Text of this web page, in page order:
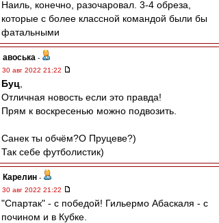
Наиль, конечно, разочаровал. 3-4 обреза,
которые с более классной командой были бы
фатальными
авоська -
30 авг 2022 21:22
Буц
Отличная новость если это правда!
Прям к воскресенью можно подвозить.
Санек ты обчём?О Пруцеве?)
Так себе футболистик)
Карелин -
30 авг 2022 21:22
"Спартак" - с победой! Гильермо Абаскаля - с
почином и в Кубке.